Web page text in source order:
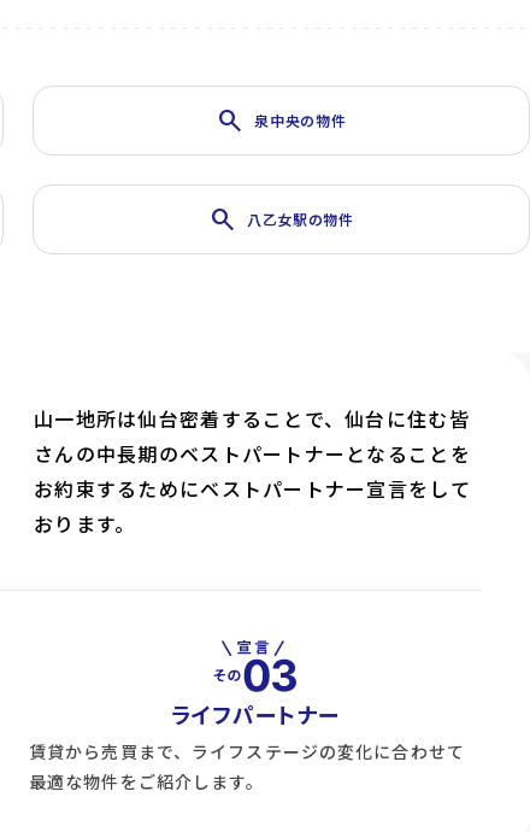
search 泉中央の物件
search 八乙女駅の物件
山一地所は仙台密着することで、仙台に住む皆
さんの中長期のベストパートナーとなることを
お約束するためにベストパートナー宣言をして
おります。
ライフパートナー
賃貸から売買まで、ライフステージの変化に合わせて
最適な物件をご紹介します。